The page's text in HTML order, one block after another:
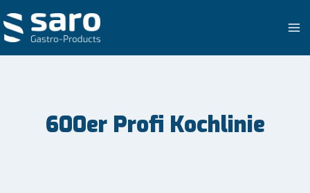
Inhalt
springen
600er Profi Kochlinie